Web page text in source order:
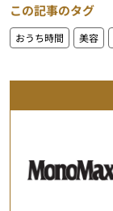
この記事のタグ
おうち時間 美容